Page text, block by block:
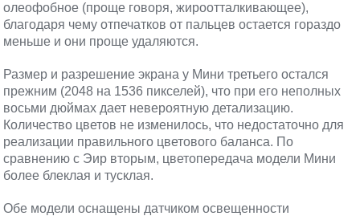
олеофобное (проще говоря, жироотталкивающее),
благодаря чему отпечатков от пальцев остается гораздо
меньше и они проще удаляются.
Размер и разрешение экрана у Мини третьего остался
прежним (2048 на 1536 пикселей), что при его неполных
восьми дюймах дает невероятную детализацию.
Количество цветов не изменилось, что недостаточно для
реализации правильного цветового баланса. По
сравнению с Эир вторым, цветопередача модели Мини
более блеклая и тусклая.
Обе модели оснащены датчиком освещенности